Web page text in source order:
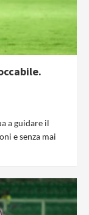
a guidare il
e senza mai